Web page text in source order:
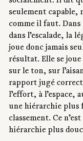
seulement capable,
comme il faut.
dans l’escalade, la
joue donc jamais
résultat. Elle se
sur le ton, sur
rapport jugé
l’effort, à l’espace,
une hiérarchie plus
classement. Ce
hiérarchie plus